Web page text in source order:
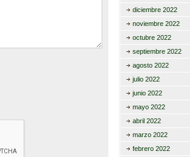
diciembre 2022
noviembre 2022
octubre 2022
septiembre 2022
agosto 2022
julio 2022
junio 2022
mayo 2022
abril 2022
marzo 2022
febrero 2022